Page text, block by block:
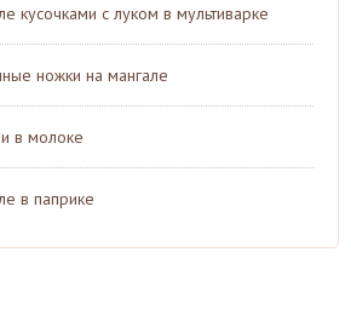
кусочками с луком в мультиварке
ножки на мангале
в молоке
в паприке